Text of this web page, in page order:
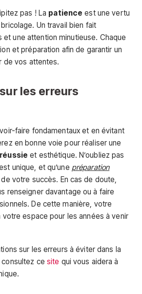
pas ! La patience est une vertu
Un travail bien fait
une attention minutieuse. Chaque
et préparation afin de garantir un
de vos attentes.
les erreurs
faire fondamentaux et en évitant
en bonne voie pour réaliser une
réussie et esthétique. N’oubliez pas
unique, et qu’une préparation
votre succès. En cas de doute,
renseigner davantage ou à faire
De cette manière, votre
votre espace pour les années à venir
sur les erreurs à éviter dans la
ce site qui vous aidera à